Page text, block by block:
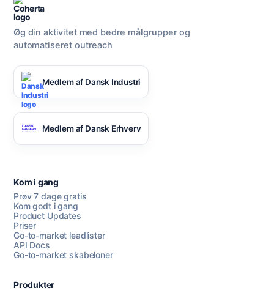
Øg din aktivitet med bedre målgrupper og
automatiseret outreach
Medlem af Dansk Industri
Medlem af Dansk Erhverv
Kom i gang
Prøv 7 dage gratis
Kom godt i gang
Product Updates
Priser
Go-to-market leadlister
API Docs
Go-to-market skabeloner
Produkter